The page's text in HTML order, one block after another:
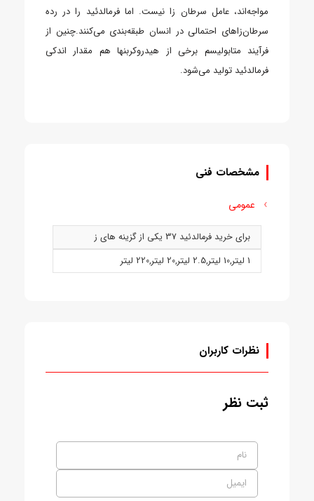
مواجه‌اند، عامل سرطان زا نیست. اما فرمالدئید را در رده
سرطان‌زاهای احتمالی در انسان طبقه‌بندی می‌کنند.چنین از
فرآیند متابولیسم برخی از هیدروکربنها هم مقدار اندکی
فرمالدئید تولید می‌شود.
مشخصات فنی
عمومی
برای خرید فرمالدئید 37 یکی از گزینه های ز
1 ليتر
,10 ليتر ,2.5 ليتر ,20 ليتر ,220 ليتر
نظرات کاربران
ثبت نظر